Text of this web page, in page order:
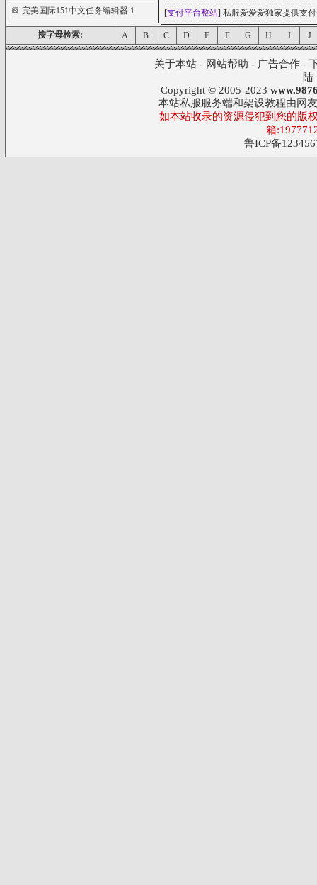
完美国际151中文任务编辑器1
[支付平台整站] 私服爱爱爱独家提供支
按字母检索: A B C D E F G H I J
关于本站- 网站帮助 - 广告合作-
陆
Copyright © 2005-2023
本站私服服务端和架设教程由网
如本站收录的资源侵犯到您的版
箱
鲁ICP备